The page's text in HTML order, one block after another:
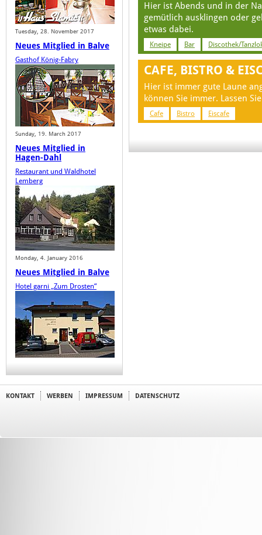
Tuesday, 28. November 2017
Neues Mitglied in Balve
Gasthof König-Fabry
Sunday, 19. March 2017
Neues Mitglied in
Hagen-Dahl
Restaurant und Waldhotel
Lemberg
Monday, 4. January 2016
Neues Mitglied in Balve
Hotel garni „Zum Drosten“
Hier ist Abends und in der
gemütlich ausklingen oder
etwas dabei.
Kneipe Bar Discothek/
CAFE, BISTRO &
Hier ist immer gute Laune
können Sie immer. Lassen
Cafe Bistro Eiscafe
KONTAKT WERBEN IMPRESSUM DATENSCHUTZ